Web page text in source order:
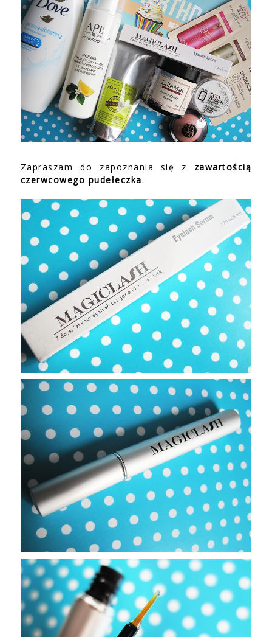
Zapraszam do zapoznania się z zawartością
czerwcowego pudełeczka.